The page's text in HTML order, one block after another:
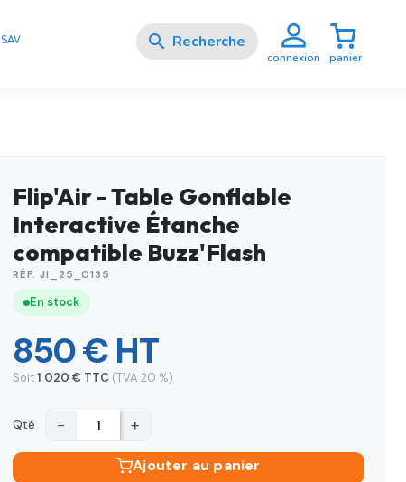
SAV 
connexion panier
Flip'Air - Table Gonflable
Interactive Étanche
compatible Buzz'Flash
RÉF. JI_25_0135
En stock
850 € HT
Soit1 020 € TTC (TVA 20 %)
Qté − +
Ajouter au panier